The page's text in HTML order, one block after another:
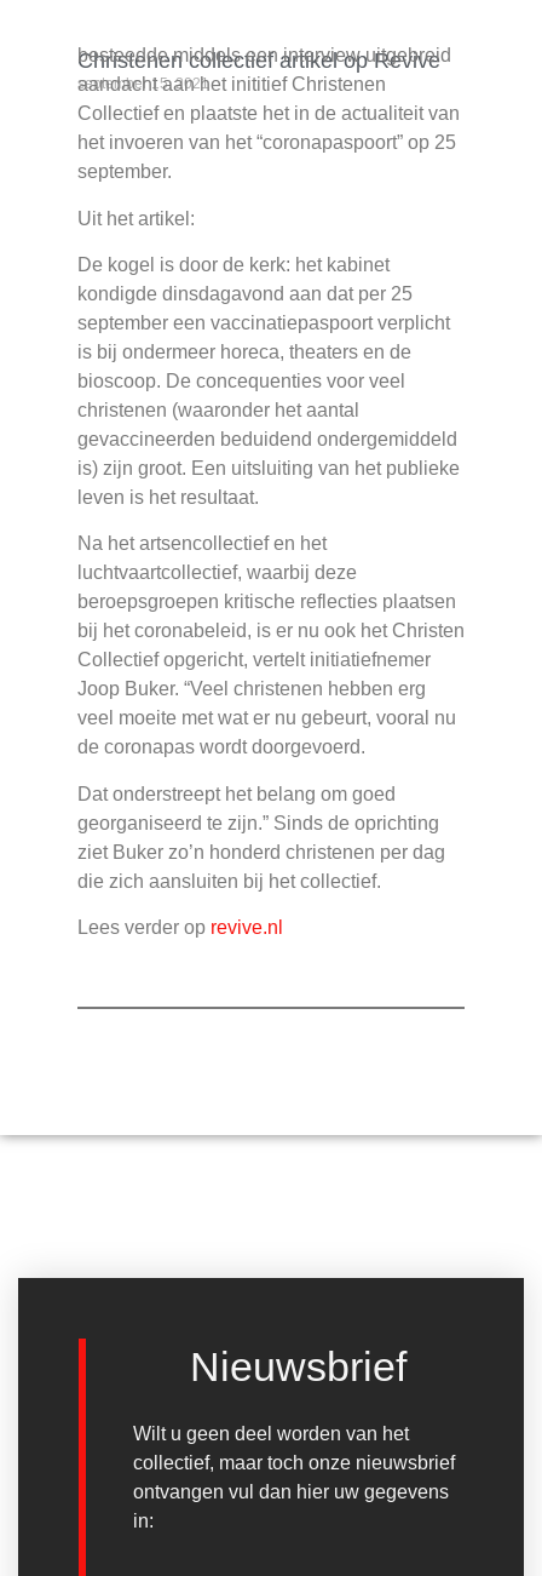
Christenen collectief artikel op Revive
september 15, 2021
besteedde middels een interview uitgebreid
aandacht aan het inititief Christenen
Collectief en plaatste het in de actualiteit van
het invoeren van het “coronapaspoort” op 25
september.
Uit het artikel:
De kogel is door de kerk: het kabinet
kondigde dinsdagavond aan dat per 25
september een vaccinatiepaspoort verplicht
is bij ondermeer horeca, theaters en de
bioscoop. De concequenties voor veel
christenen (waaronder het aantal
gevaccineerden beduidend ondergemiddeld
is) zijn groot. Een uitsluiting van het publieke
leven is het resultaat.
Na het artsencollectief en het
luchtvaartcollectief, waarbij deze
beroepsgroepen kritische reflecties plaatsen
bij het coronabeleid, is er nu ook het Christen
Collectief opgericht, vertelt initiatiefnemer
Joop Buker. “Veel christenen hebben erg
veel moeite met wat er nu gebeurt, vooral nu
de coronapas wordt doorgevoerd.
Dat onderstreept het belang om goed
georganiseerd te zijn.” Sinds de oprichting
ziet Buker zo’n honderd christenen per dag
die zich aansluiten bij het collectief.
Lees verder op revive.nl
Nieuwsbrief
Wilt u geen deel worden van het
collectief, maar toch onze nieuwsbrief
ontvangen vul dan hier uw gegevens
in: